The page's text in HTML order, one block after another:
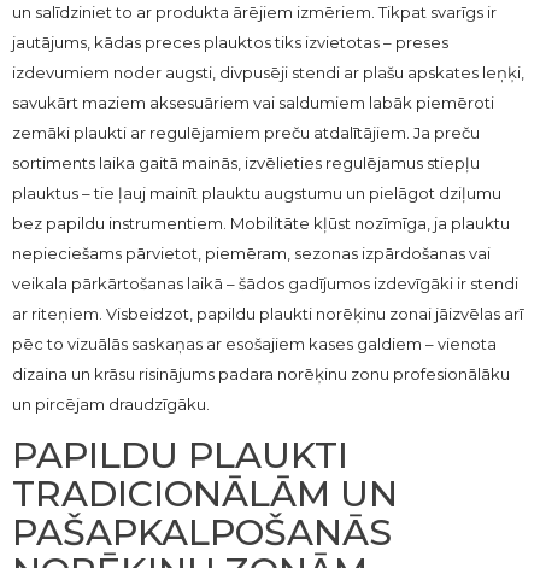
un salīdziniet to ar produkta ārējiem izmēriem. Tikpat svarīgs ir
jautājums, kādas preces plauktos tiks izvietotas – preses
izdevumiem noder augsti, divpusēji stendi ar plašu apskates leņķi,
savukārt maziem aksesuāriem vai saldumiem labāk piemēroti
zemāki plaukti ar regulējamiem preču atdalītājiem. Ja preču
sortiments laika gaitā mainās, izvēlieties regulējamus stiepļu
plauktus – tie ļauj mainīt plauktu augstumu un pielāgot dziļumu
bez papildu instrumentiem. Mobilitāte kļūst nozīmīga, ja plauktu
nepieciešams pārvietot, piemēram, sezonas izpārdošanas vai
veikala pārkārtošanas laikā – šādos gadījumos izdevīgāki ir stendi
ar riteņiem. Visbeidzot, papildu plaukti norēķinu zonai jāizvēlas arī
pēc to vizuālās saskaņas ar esošajiem kases galdiem – vienota
dizaina un krāsu risinājums padara norēķinu zonu profesionālāku
un pircējam draudzīgāku.
PAPILDU PLAUKTI
TRADICIONĀLĀM UN
PAŠAPKALPOŠANĀS